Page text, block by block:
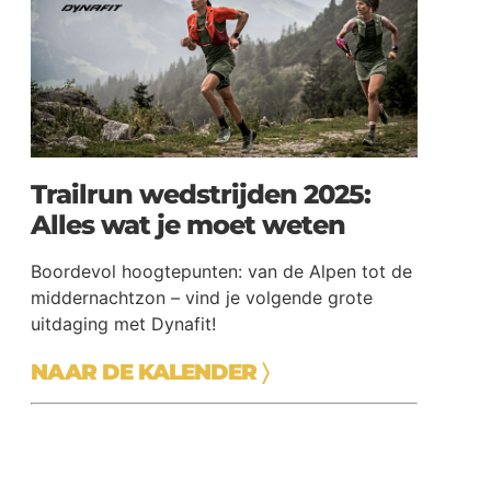
Trailrun wedstrijden 2025:
Alles wat je moet weten
Boordevol hoogtepunten: van de Alpen tot de
middernachtzon – vind je volgende grote
uitdaging met Dynafit!
NAAR DE KALENDER〉